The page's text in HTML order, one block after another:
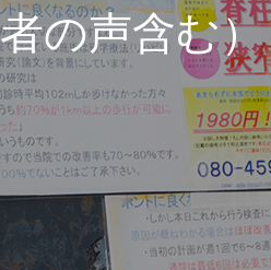
者の声含む）